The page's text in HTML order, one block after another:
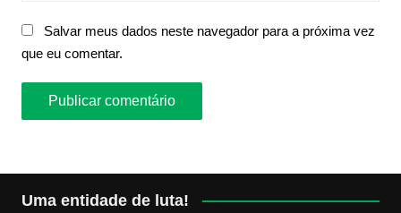
Salvar meus dados neste navegador para a próxima vez
que eu comentar.
Uma entidade de luta!